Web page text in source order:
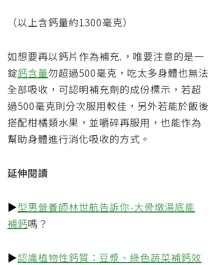
（以上含鈣量約1300毫克）
如想要再以鈣片作為補充.，唯要注意的是一
錠鈣含量勿超過500毫克，吃太多身體也無法
全部吸收，可認明補充劑的成份標示，若超
過500毫克則分次服用較佳，另外若能於飯後
搭配柑橘類水果，並嚼碎再服用，也能作為
幫助身體進行消化吸收的方式。
延伸閱讀
▶型男營養師林世航告訴你-大骨燉湯底能
補鈣嗎？
▶認識植物性鈣質：豆漿、綠色蔬菜補鈣效